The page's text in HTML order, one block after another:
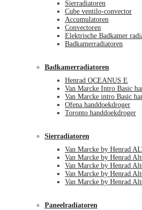
Sierradiatoren
Cube ventilo-convector
Accumulatoren
Convectoren
Elektrische Badkamer
Badkamerradiatoren
Badkamerradiatoren
Henrad OCEANUS E
Van Marcke Intro Basic
Van Marcke intro Basic
Ofena handdoekdroger
Toronto handdoekdroger
Sierradiatoren
Van Marcke by Henrad
Van Marcke by Henrad
Van Marcke by Henrad
Van Marcke by Henrad
Van Marcke by Henrad
Paneelradiatoren